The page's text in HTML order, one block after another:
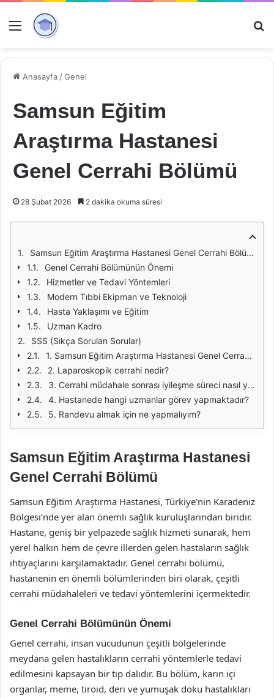
Menü
Anasayfa /Genel
Samsun Eğitim
Araştırma Hastanesi
Genel Cerrahi Bölümü
28 Şubat 2026 2 dakika okuma süresi
Samsun Eğitim Araştırma Hastanesi Genel Cerrahi Bölümü
Genel Cerrahi Bölümünün Önemi
Hizmetler ve Tedavi Yöntemleri
Modern Tıbbi Ekipman ve Teknoloji
Hasta Yaklaşımı ve Eğitim
Uzman Kadro
SSS (Sıkça Sorulan Sorular)
1. Samsun Eğitim Araştırma Hastanesi Genel Cerrahi Bölümünde hangi cerrahi işlemler yapılmaktadır?
2. Laparoskopik cerrahi nedir?
3. Cerrahi müdahale sonrası iyileşme süreci nasıl yönetilmektedir?
4. Hastanede hangi uzmanlar görev yapmaktadır?
5. Randevu almak için ne yapmalıyım?
Samsun Eğitim Araştırma Hastanesi
Genel Cerrahi Bölümü
Samsun Eğitim Araştırma Hastanesi, Türkiye’nin Karadeniz
Bölgesi’nde yer alan önemli sağlık kuruluşlarından biridir.
Hastane, geniş bir yelpazede sağlık hizmeti sunarak, hem
yerel halkın hem de çevre illerden gelen hastaların sağlık
ihtiyaçlarını karşılamaktadır. Genel cerrahi bölümü,
hastanenin en önemli bölümlerinden biri olarak, çeşitli
cerrahi müdahaleleri ve tedavi yöntemlerini içermektedir.
Genel Cerrahi Bölümünün Önemi
Genel cerrahi, insan vücudunun çeşitli bölgelerinde
meydana gelen hastalıkların cerrahi yöntemlerle tedavi
edilmesini kapsayan bir tıp dalıdır. Bu bölüm, karın içi
organlar, meme, tiroid, deri ve yumuşak doku hastalıkları